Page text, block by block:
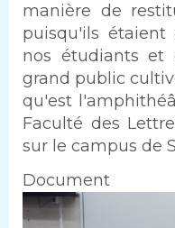
manière de
puisqu'ils
nos étudiants et
grand public
qu'est
Faculté des
sur le campus de
Document
Image